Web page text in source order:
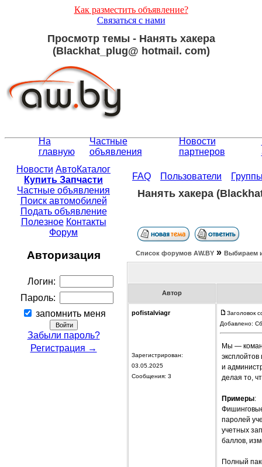
Как разместить объявление?
Связаться с нами
Просмотр темы - Нанять хакера
(Blackhat_plug@ hotmail. com)
На
главную
Частные
объявления
Новости
партнеров
Новости АвтоКаталог
Купить Запчасти
Частные объявления
Поиск автомобилей
Подать объявление
Полезное Контакты
Форум
Авторизация
Логин:
Пароль:
запомнить меня
Забыли пароль?
Регистрация →
FAQ Пользователи
Нанять хакера
Список форумов АW.BY » Выбираем
Автор
pofistalviagr
Зарегистрирован:
03.05.2025
Сообщения: 3
Заголовок
Добавлено:
Мы —
и
делая то,
Примеры:
паролей
учетных
баллов,
Полный